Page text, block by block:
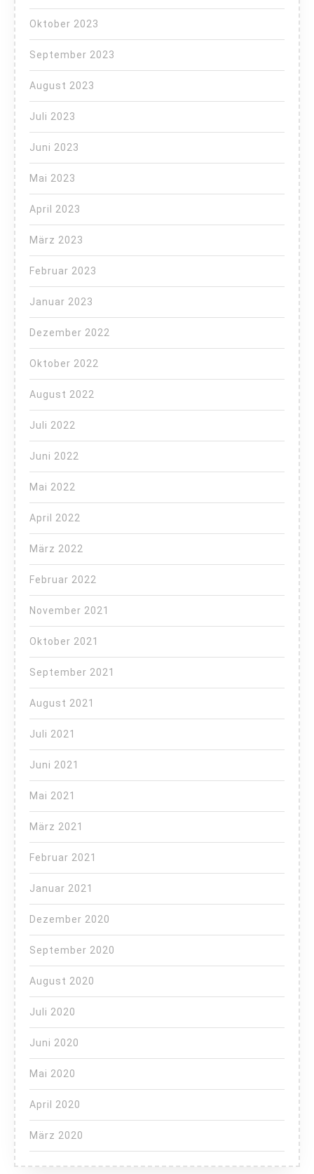
Oktober 2023
September 2023
August 2023
Juli 2023
Juni 2023
Mai 2023
April 2023
März 2023
Februar 2023
Januar 2023
Dezember 2022
Oktober 2022
August 2022
Juli 2022
Juni 2022
Mai 2022
April 2022
März 2022
Februar 2022
November 2021
Oktober 2021
September 2021
August 2021
Juli 2021
Juni 2021
Mai 2021
März 2021
Februar 2021
Januar 2021
Dezember 2020
September 2020
August 2020
Juli 2020
Juni 2020
Mai 2020
April 2020
März 2020